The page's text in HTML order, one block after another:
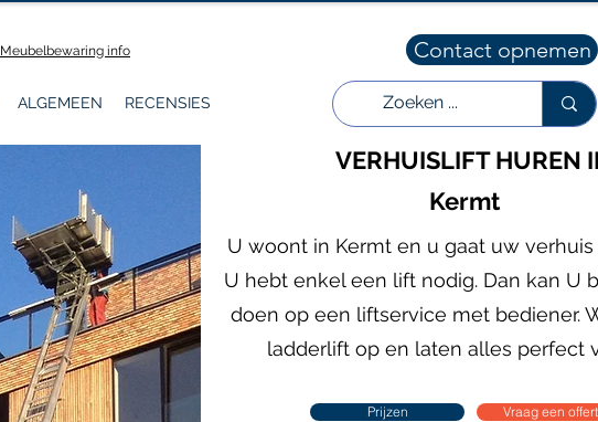
Meubelbewaring info
ALGEMEEN RECENSIES
Contact opnemen
VERHUISLIFT HUREN
Kermt
U woont in Kermt en u gaat uw
U hebt enkel een lift nodig. Dan kan U
doen op een liftservice met bediener.
ladderlift op en laten alles perfect
Prijzen Vraag een